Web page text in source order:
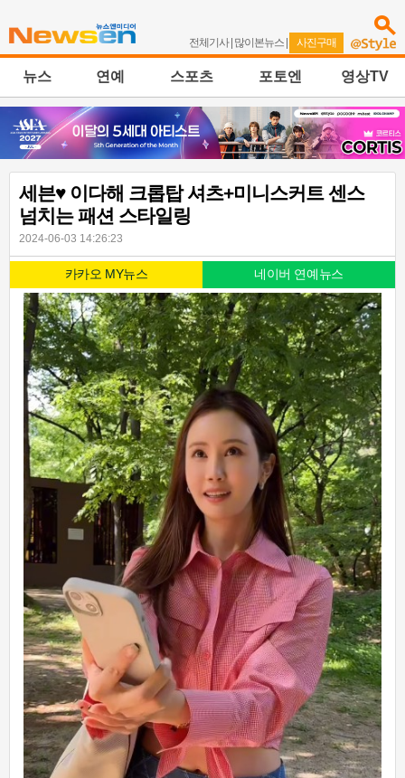
전체기사| 많이본뉴스 | 사진구매
뉴스 연예 스포츠 포토엔 영상TV
세븐♥ 이다해 크롭탑 셔츠+미니스커트 센스
넘치는 패션 스타일링
2024-06-03 14:26:23
카카오 MY뉴스 네이버 연예뉴스